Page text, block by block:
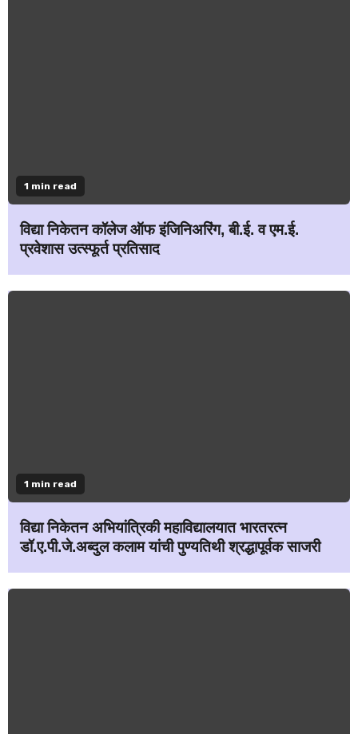
1 min read
विद्या निकेतन कॉलेज ऑफ इंजिनिअरिंग, बी.ई. व एम.ई.
प्रवेशास उत्स्फूर्त प्रतिसाद
1 min read
विद्या निकेतन अभियांत्रिकी महाविद्यालयात भारतरत्न
डॉ.ए.पी.जे.अब्दुल कलाम यांची पुण्यतिथी श्रद्धापूर्वक साजरी